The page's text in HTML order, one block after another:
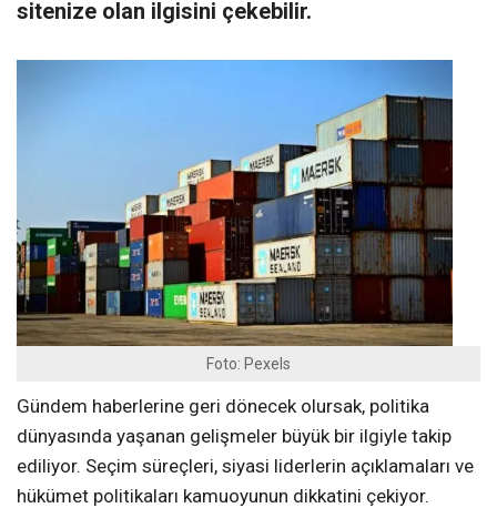
sitenize olan ilgisini çekebilir.
Foto: Pexels
Gündem haberlerine geri dönecek olursak, politika
dünyasında yaşanan gelişmeler büyük bir ilgiyle takip
ediliyor. Seçim süreçleri, siyasi liderlerin açıklamaları ve
hükümet politikaları kamuoyunun dikkatini çekiyor.